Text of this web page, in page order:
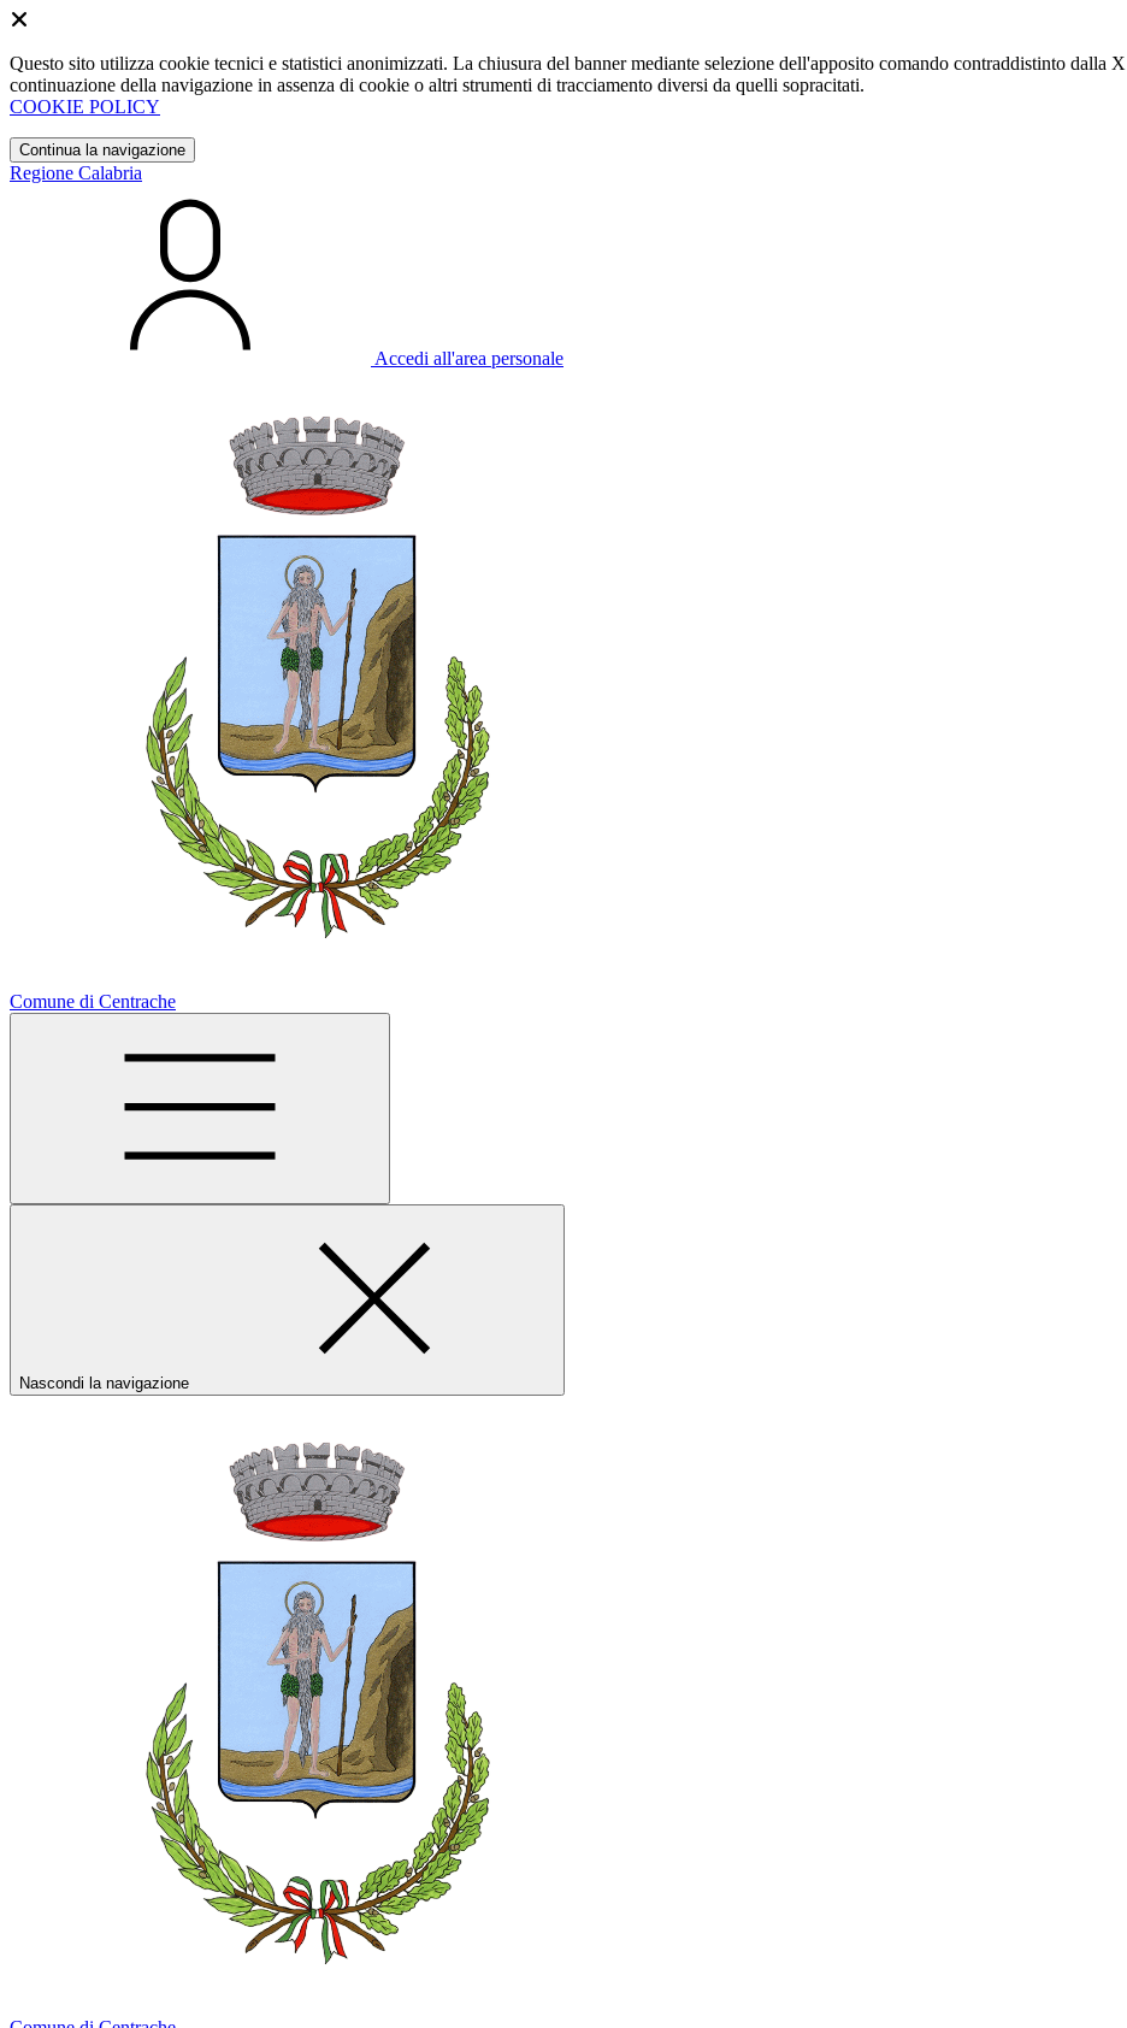
Questo sito utilizza cookie tecnici e statistici anonimizzati. La chiusura del banner mediante selezione dell'apposito comando contraddistinto dalla
continuazione della navigazione in assenza di cookie o altri strumenti di tracciamento diversi da quelli sopracitati.
COOKIE POLICY
Continua la navigazione
Regione Calabria
Accedi all'area personale
Comune di Centrache
Nascondi la navigazione